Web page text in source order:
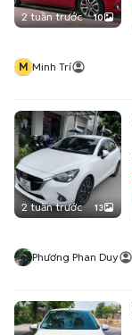
2 tuần trước 10
M Minh Trí
2 tuần trước 13
Phương Phan Duy